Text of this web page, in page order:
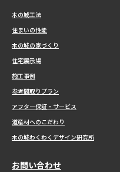
r
木の城工法
住まいの性能
木の城の家づくり
住宅展示場
施工事例
参考間取りプラン
アフター保証・サービス
道産材へのこだわり
木の城わくわくデザイン研究所
お問い合わせ